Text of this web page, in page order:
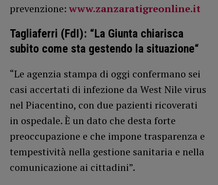
prevenzione: www.zanzaratigreonline.it
Tagliaferri (FdI): “La Giunta chiarisca
subito come sta gestendo la situazione“
“Le agenzia stampa di oggi confermano sei
casi accertati di infezione da West Nile virus
nel Piacentino, con due pazienti ricoverati
in ospedale. È un dato che desta forte
preoccupazione e che impone trasparenza e
tempestività nella gestione sanitaria e nella
comunicazione ai cittadini”.